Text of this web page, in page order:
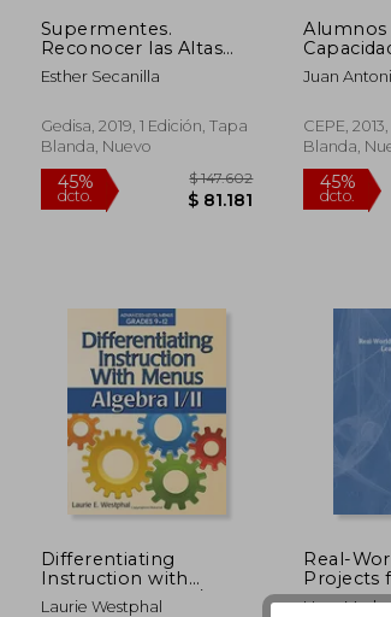
Supermentes.
Reconocer las Altas
Capacidades en la
Infancia (Parenting)
Esther Secanilla
Gedisa, 2019, 1 Edición, Tapa
Blanda, Nuevo
45%
dcto.
Alumnos
Juan
Maximiano
CEPE,
Blanda,
Differentiating
Instruction with
Menus: Algebra I/II
Laurie Westphal
Real-
Projects
Hess, Mark